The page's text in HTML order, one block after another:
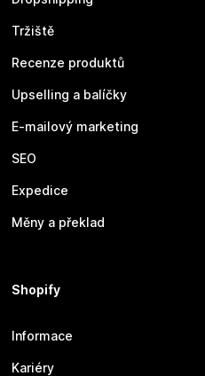
Tržiště
Recenze produktů
Upselling a balíčky
E-mailový marketing
SEO
Expedice
Měny a překlad
Shopify
Informace
Kariéry